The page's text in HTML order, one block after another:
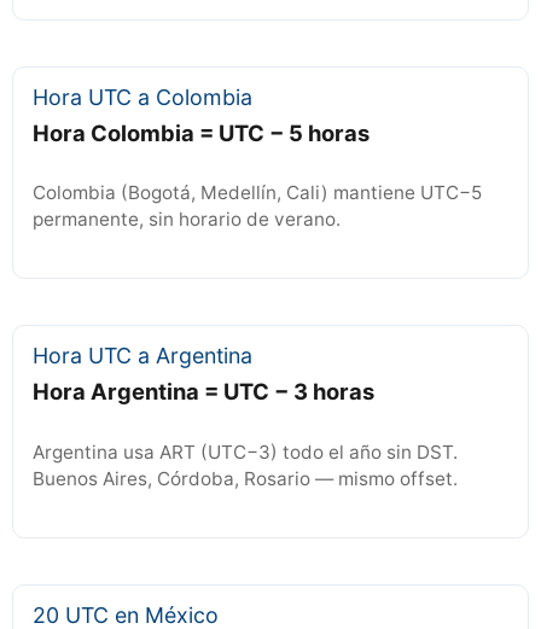
Hora UTC a Colombia
Hora Colombia = UTC − 5 horas
Colombia (Bogotá, Medellín, Cali) mantiene UTC−5
permanente, sin horario de verano.
Hora UTC a Argentina
Hora Argentina = UTC − 3 horas
Argentina usa ART (UTC−3) todo el año sin DST.
Buenos Aires, Córdoba, Rosario — mismo offset.
20 UTC en México